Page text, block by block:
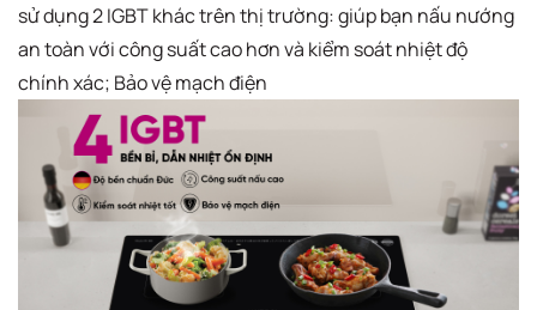
sử dụng 2 IGBT khác trên thị trường: giúp bạn nấu nướng
an toàn với công suất cao hơn và kiểm soát nhiệt độ
chính xác; Bảo vệ mạch điện